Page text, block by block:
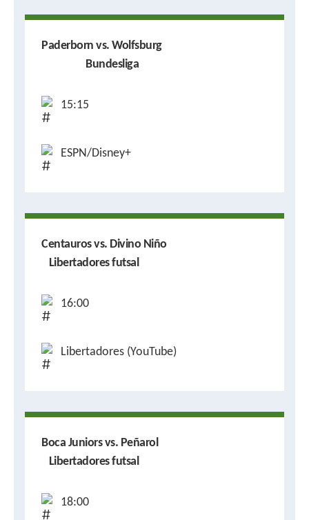
Paderborn vs. Wolfsburg
Bundesliga
15:15
ESPN/Disney+
Centauros vs. Divino Niño
Libertadores futsal
16:00
Libertadores (YouTube)
Boca Juniors vs. Peñarol
Libertadores futsal
18:00